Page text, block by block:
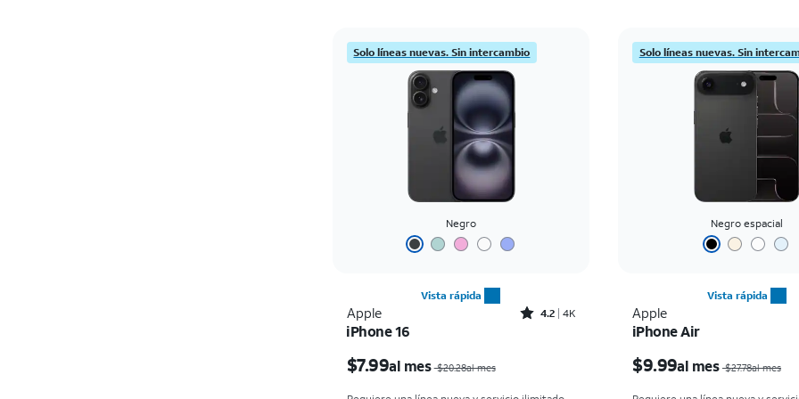
Solo líneas nuevas. Sin intercambio
Negro
Vista rápida
Apple Rated4.2out of 5 stars with4097reviews
4.2 4K
iPhone 16
$7.99al mes$20.28al mes
Solo líneas nuevas. Sin
Negro espacial
Vista rápida
Apple
iPhone Air
$9.99al mes $27.78al mes